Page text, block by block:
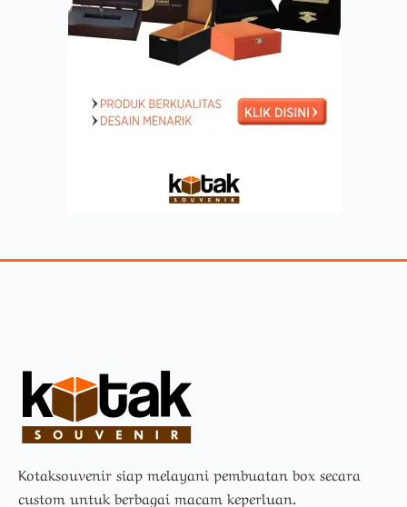
Kotaksouvenir siap melayani pembuatan box secara
custom untuk berbagai macam keperluan.